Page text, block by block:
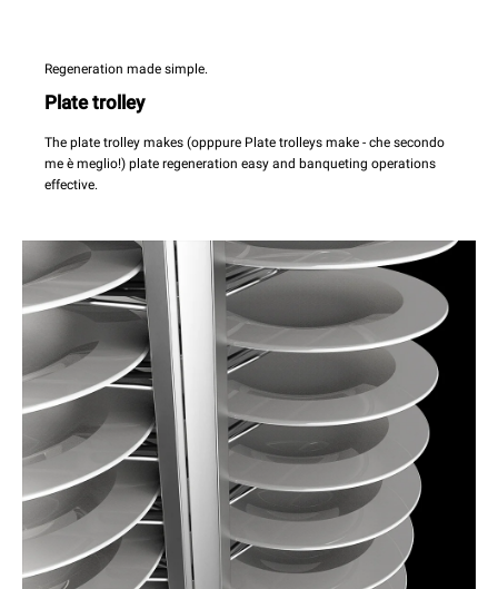
Regeneration made simple.
Plate trolley
The plate trolley makes (opppure Plate trolleys make - che secondo
me è meglio!) plate regeneration easy and banqueting operations
effective.